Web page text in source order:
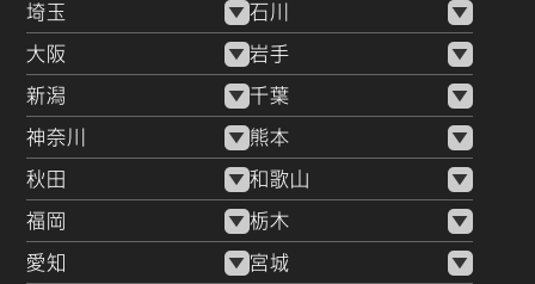
埼玉 石川
大阪 岩手
新潟 千葉
神奈川 熊本
秋田 和歌山
福岡 栃木
愛知 宮城